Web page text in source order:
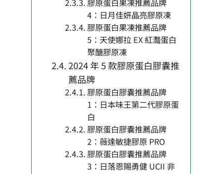
膠原蛋白果凍推薦品牌
4：日月佳妍晶亮膠原凍
膠原蛋白果凍推薦品牌
5：天使娜拉 EX 紅灩蛋白
聚醣膠原凍
2024 年 5 款膠原蛋白膠囊推
薦品牌
膠原蛋白膠囊推薦品牌
1：日本味王第二代膠原蛋
白
膠原蛋白膠囊推薦品牌
2：薇達敏捷膠原 PRO
膠原蛋白膠囊推薦品牌
3：日落恩賜勇健 UCII 非